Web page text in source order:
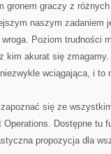
gronem graczy z
naszym zadaniem
Poziom trudności
akurat się
wciągająca, i to
się ze
Dostępne tu
propozycja dla